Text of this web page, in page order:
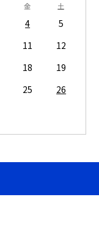
金 土
4
5
11
12
18
19
25
26